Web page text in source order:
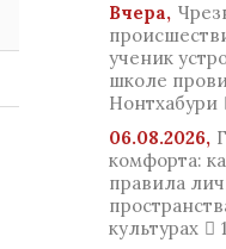
Вчера,
ученик
школе
Нонтхабури
06.08.2026,
комфорта:
правила
культурах